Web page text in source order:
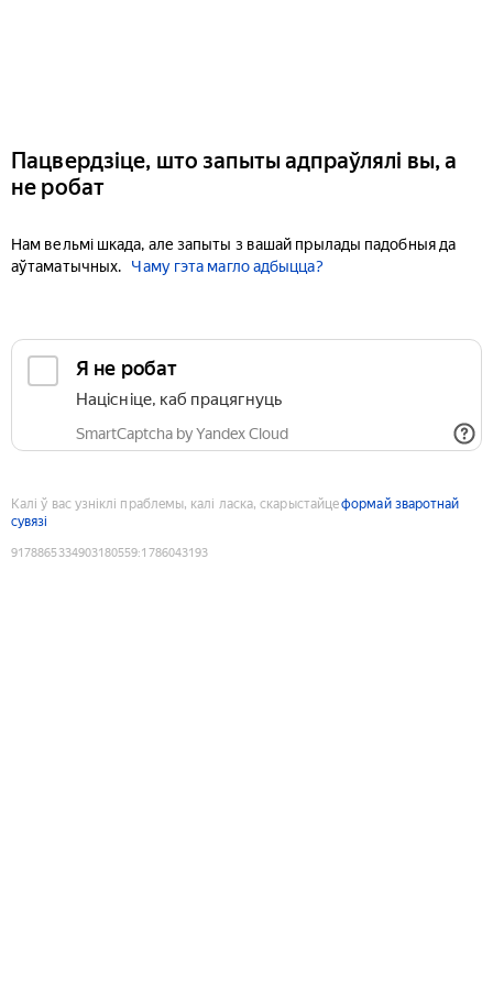
Пацвердзіце, што запыты адпраўлялі вы, а
не робат
Нам вельмі шкада, але запыты з вашай прылады падобныя да
аўтаматычных.
Чаму гэта магло адбыцца?
Я не робат
Націсніце, каб працягнуць
SmartCaptcha by Yandex Cloud
Калі ў вас узніклі праблемы, калі ласка, скарыстайцеформай зваротнай
сувязі
9178865334903180559:1786043193